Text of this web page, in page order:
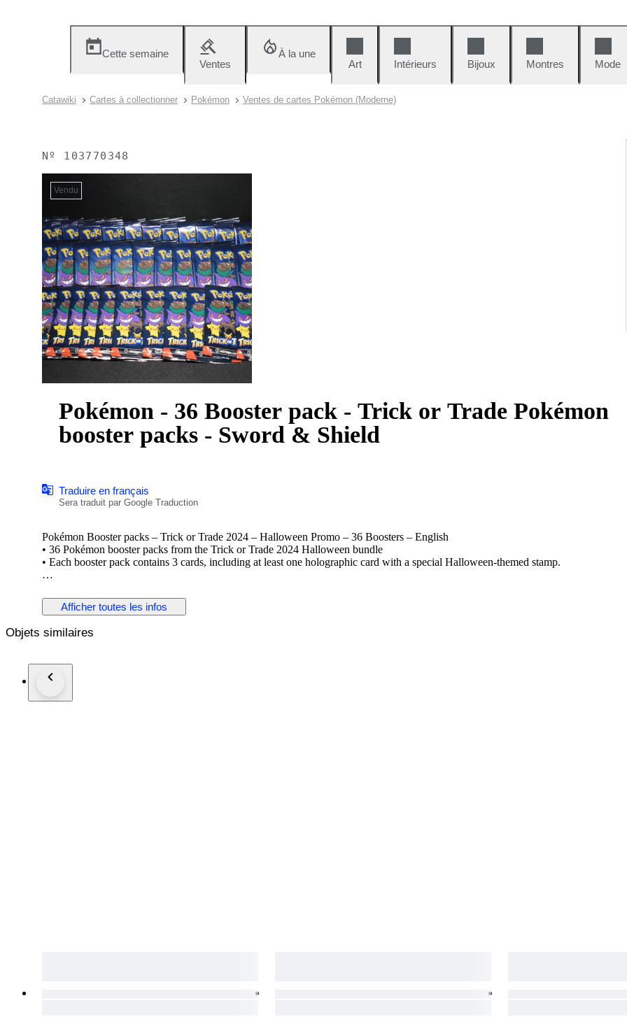
Cette semaine
Ventes
À la une
Art
Intérieurs Bijoux Montres Mode
Catawiki Cartes à collectionner Pokémon Ventes de cartes Pokémon (Moderne)
Nº 103770348
Vendu
Pokémon - 36 Booster pack - Trick or Trade Pokémon
booster packs - Sword & Shield
Traduire en français
Sera traduit par Google Traduction
Pokémon Booster packs – Trick or Trade 2024 – Halloween Promo – 36 Boosters – English
• 36 Pokémon booster packs from the Trick or Trade 2024 Halloween bundle
• Each booster pack contains 3 cards, including at least one holographic card with a special Halloween-themed stamp.
• Condition: Unopened booster packs new from box
• Shipping method: Securely packed in bubble wrap and cardboard to prevent damage, ensuring safe delivery.
Search terms: Pokémon TCG, Trick or Trade 2024, Halloween Promo, Pokémon booster packs, mini boosters, holo, foil,
Afficher toutes les infos
Objets similaires